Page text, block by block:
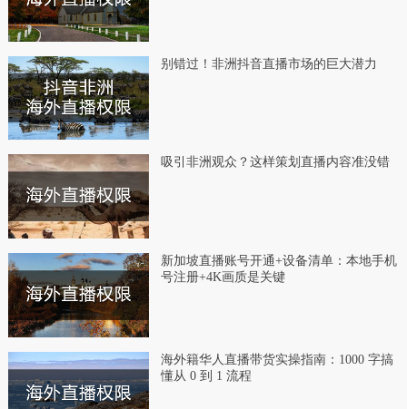
别错过！非洲抖音直播市场的巨大潜力
吸引非洲观众？这样策划直播内容准没错
新加坡直播账号开通+设备清单：本地手机
号注册+4K画质是关键
海外籍华人直播带货实操指南：1000 字搞
懂从 0 到 1 流程